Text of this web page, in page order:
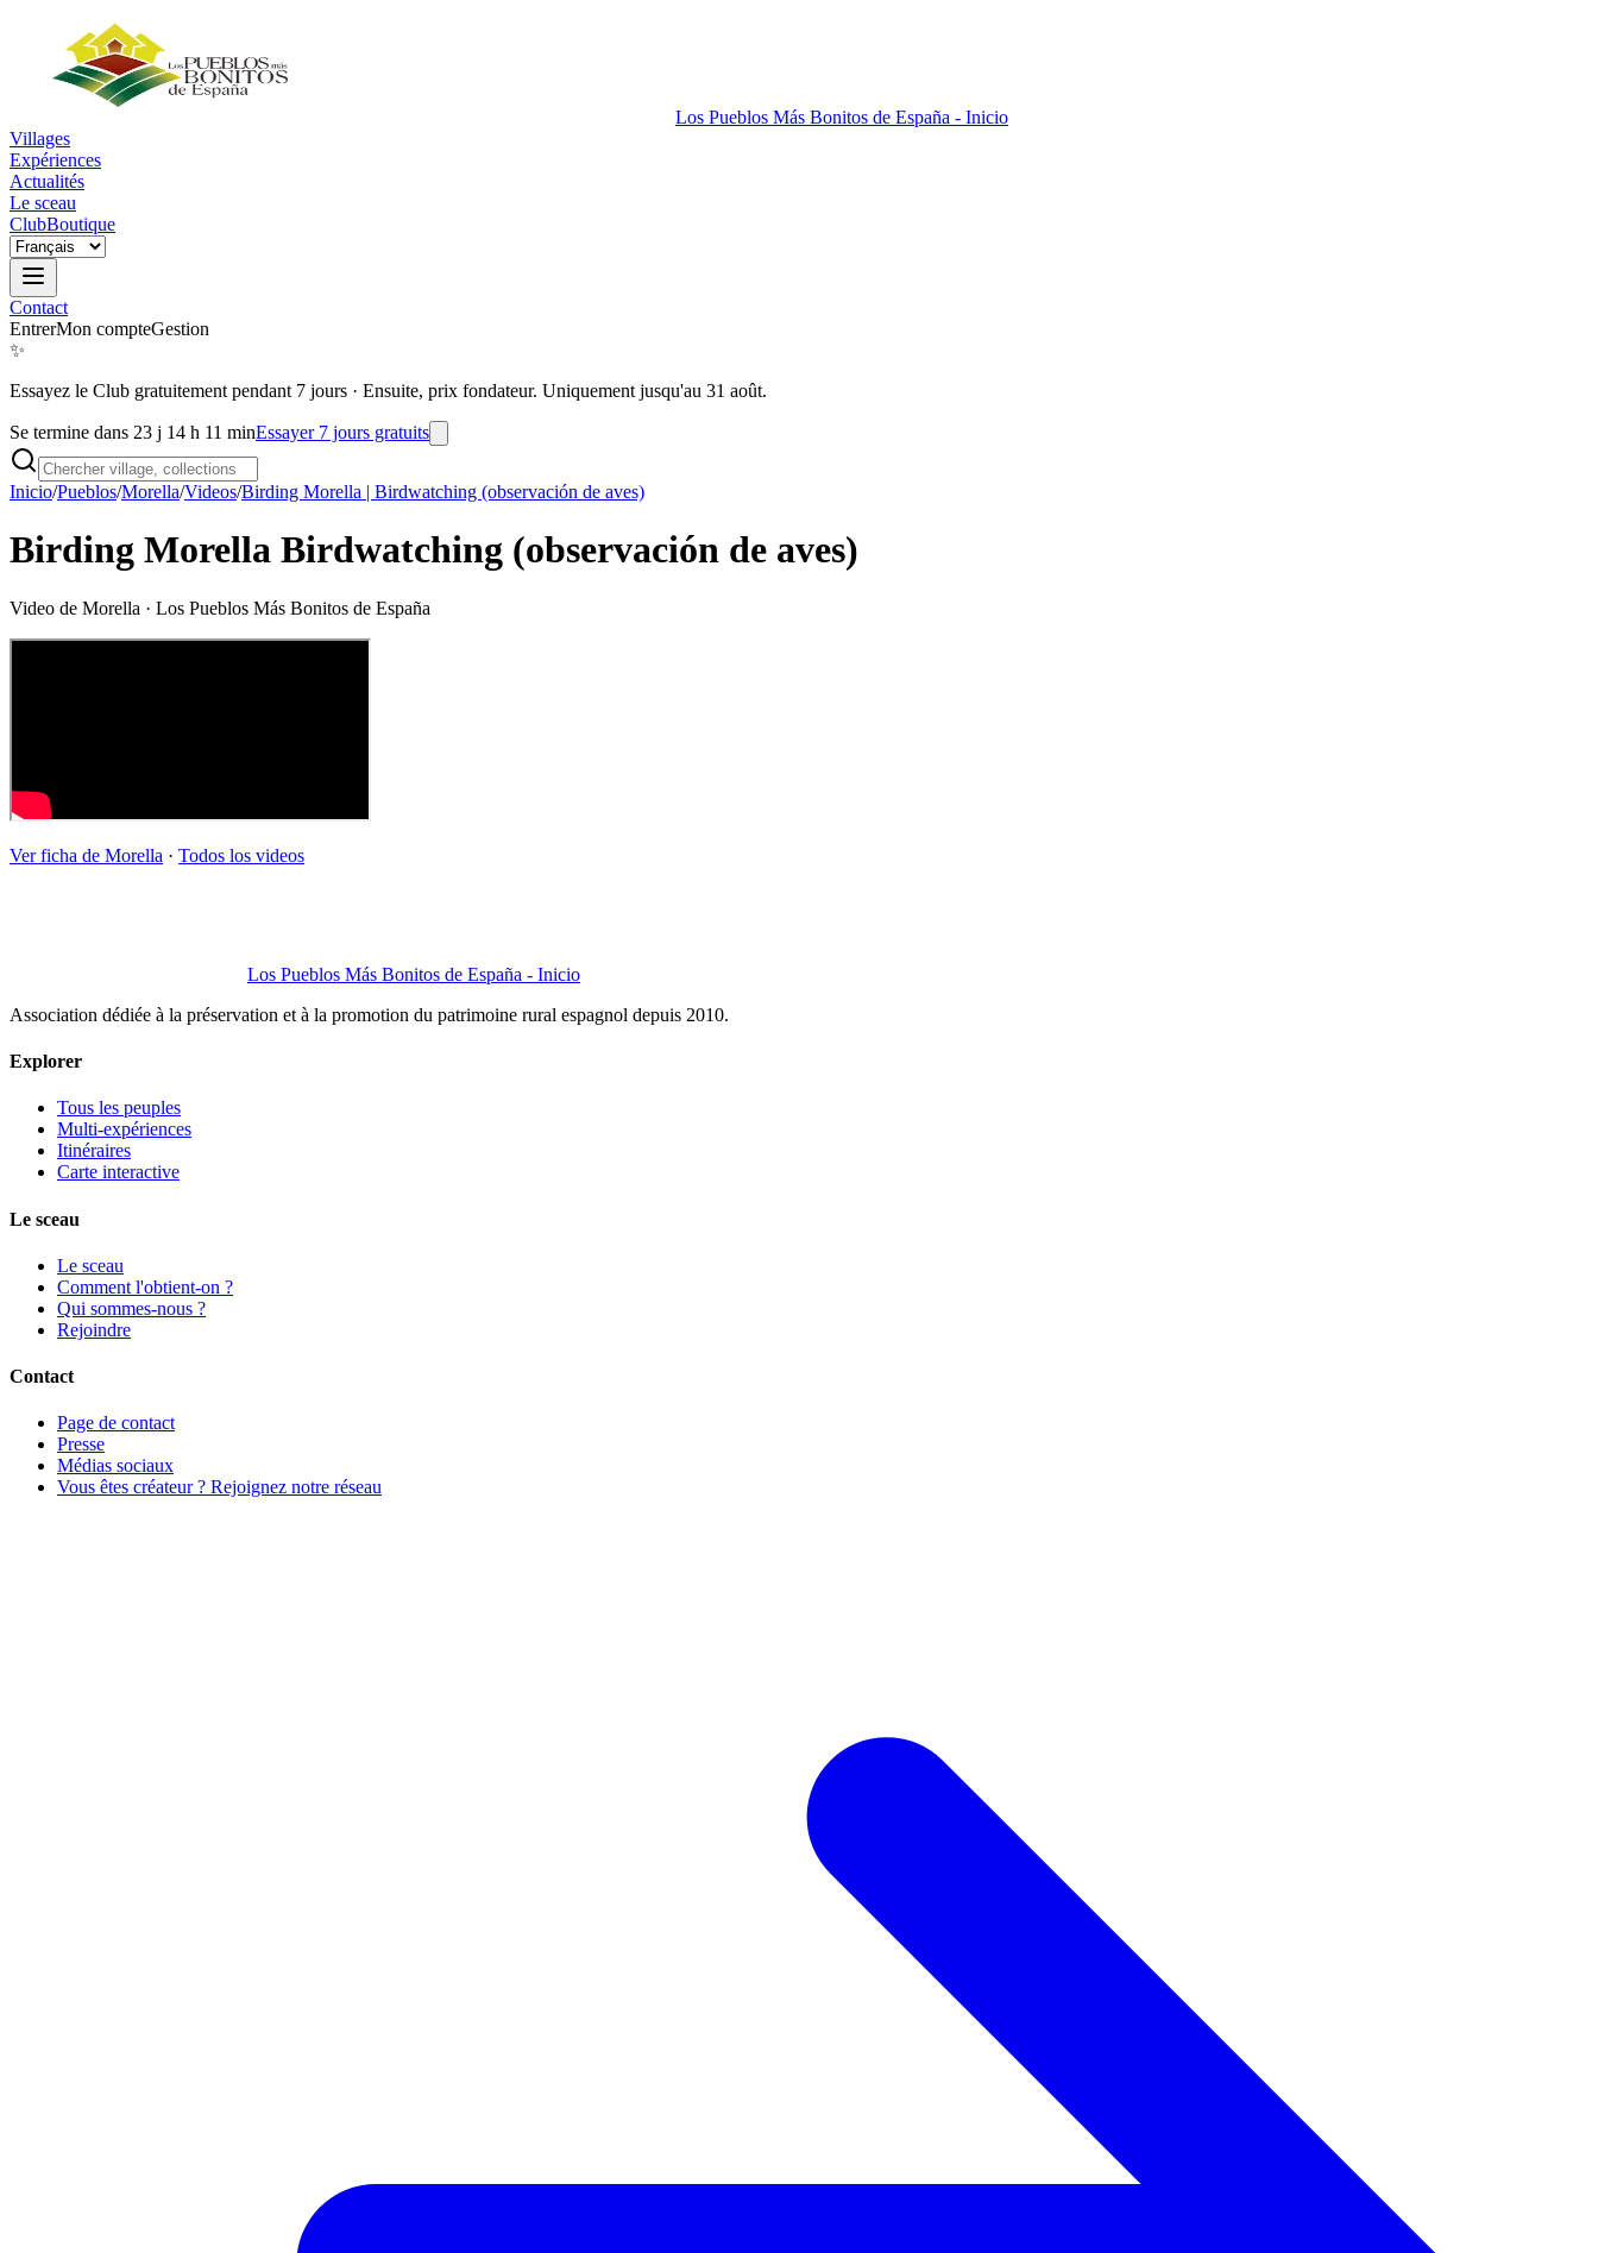
Los Pueblos Más Bonitos de España - Inicio
Villages
Expériences
Actualités
Le sceau
ClubBoutique
Contact
EntrerMon compteGestion
✨
Essayez le Club gratuitement pendant 7 jours · Ensuite, prix fondateur. Uniquement jusqu'au 31 août.
Se termine dans 23 j 14 h 11 minEssayer 7 jours gratuits
Inicio/Pueblos/Morella/Videos/Birding Morella | Birdwatching (observación de aves)
Birding Morella Birdwatching (observación de aves)
Video de Morella · Los Pueblos Más Bonitos de España
Ver ficha de Morella · Todos los videos
Los Pueblos Más Bonitos de España - Inicio
Association dédiée à la préservation et à la promotion du patrimoine rural espagnol depuis 2010.
Explorer
Tous les peuples
Multi-expériences
Itinéraires
Carte interactive
Le sceau
Le sceau
Comment l'obtient-on ?
Qui sommes-nous ?
Rejoindre
Contact
Page de contact
Presse
Médias sociaux
Vous êtes créateur ? Rejoignez notre réseau